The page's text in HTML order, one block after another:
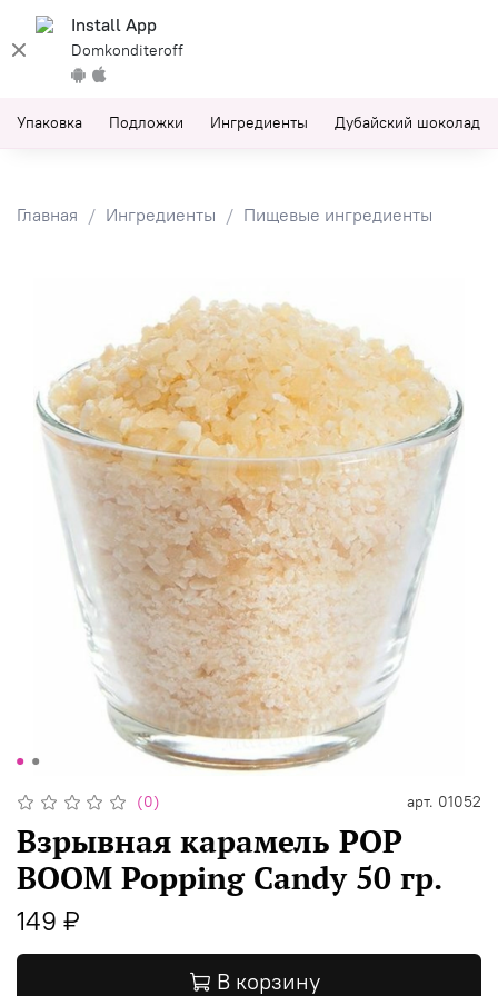
Install App
Domkonditeroff
Упаковка Подложки Ингредиенты Дубайский шоколад
Главная Ингредиенты Пищевые ингредиенты
(0) арт. 01052
Взрывная карамель POP
BOOM Popping Candy 50 гр.
149 ₽
В корзину